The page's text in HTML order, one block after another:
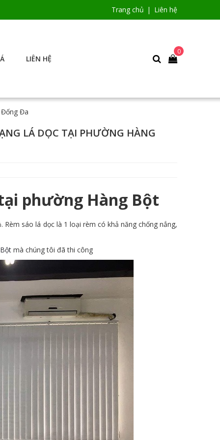
Trang chủ Liên hệ
LIÊN HỆ
0
Đa
LÁ DỌC TẠI PHƯỜNG HÀNG
phường Hàng Bột
sáo lá dọc là 1 loại rèm có khả năng chống nắng,
mà chúng tôi đã thi công